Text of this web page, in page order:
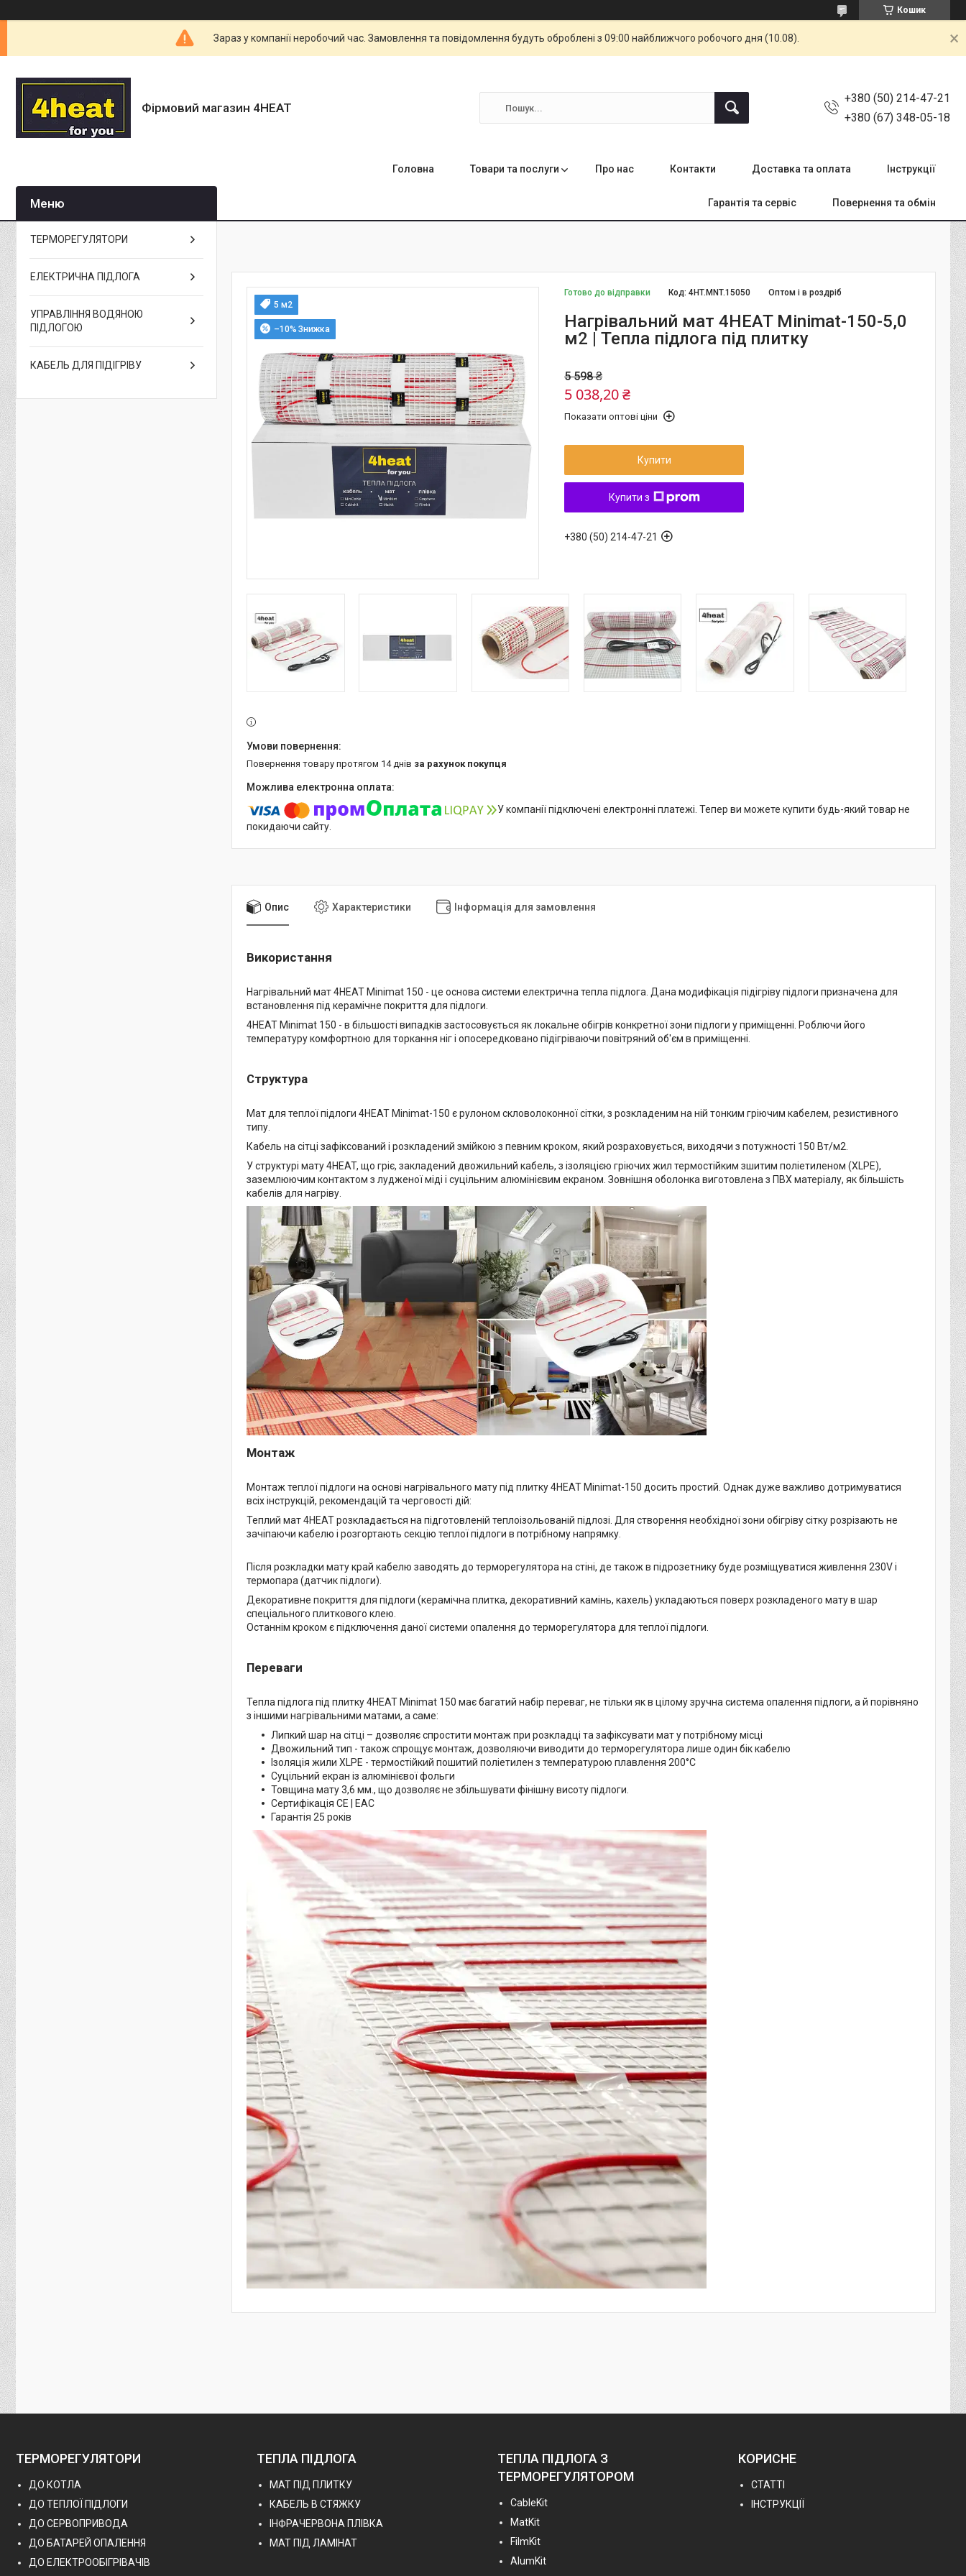
Кошик
Зараз у компанії неробочий час. Замовлення та повідомлення будуть оброблені з 09:00 найближчого робочого дня (10.08).
Фірмовий магазин 4HEAT
+380 (50) 214-47-21
+380 (67) 348-05-18
Головна Товари та послуги Про нас Контакти Доставка та оплата Інструкції
Гарантія та сервіс Повернення та обмін
5 м2
–10%
Готово до відправки Оптом і в роздріб
Код:4HT.MNT.15050
Нагрівальний мат 4HEAT Minimat-150-5,0
м2 | Тепла підлога під плитку
5 598 ₴
5 038,20 ₴
Показати оптові ціни
Купити
Купити з
+380 (50) 214-47-21
повернення товару протягом 14 днів за рахунок покупця
У компанії підключені електронні платежі. Тепер ви можете купити будь-який товар не
покидаючи сайту.
Опис Характеристики Інформація для замовлення
Використання
Нагрівальний мат 4HEAT Minimat 150 - це основа системи електрична тепла підлога. Дана модифікація підігріву підлоги призначена для
встановлення під керамічне покриття для підлоги.
4HEAT Minimat 150 - в більшості випадків застосовується як локальне обігрів конкретної зони підлоги у приміщенні. Роблючи його
температуру комфортною для торкання ніг і опосередковано підігріваючи повітряний об'єм в приміщенні.
Структура
Мат для теплої підлоги 4HEAT Minimat-150 є рулоном скловолоконної сітки, з розкладеним на ній тонким гріючим кабелем, резистивного
типу.
Кабель на сітці зафіксований і розкладений змійкою з певним кроком, який розраховується, виходячи з потужності 150 Вт/м2.
У структурі мату 4HEAT, що гріє, закладений двожильний кабель, з ізоляцією гріючих жил термостійким зшитим поліетиленом (XLPE),
заземлюючим контактом з лудженої міді і суцільним алюмінієвим екраном. Зовнішня оболонка виготовлена з ПВХ матеріалу, як більшість
кабелів для нагріву.
Монтаж
Монтаж теплої підлоги на основі нагрівального мату під плитку 4HEAT Minimat-150 досить простий. Однак дуже важливо дотримуватися
всіх інструкцій, рекомендацій та черговості дій:
Теплий мат 4HEAT розкладається на підготовленій теплоізольованій підлозі. Для створення необхідної зони обігріву сітку розрізають не
зачіпаючи кабелю і розгортають секцію теплої підлоги в потрібному напрямку.
Після розкладки мату край кабелю заводять до терморегулятора на стіні, де також в підрозетнику буде розміщуватися живлення 230V і
термопара (датчик підлоги).
Декоративне покриття для підлоги (керамічна плитка, декоративний камінь, кахель) укладаються поверх розкладеного мату в шар
спеціального плиткового клею.
Останнім кроком є підключення даної системи опалення до терморегулятора для теплої підлоги.
Переваги
Тепла підлога під плитку 4HEAT Minimat 150 має багатий набір переваг, не тільки як в цілому зручна система опалення підлоги, а й порівняно
з іншими нагрівальними матами, а саме:
Липкий шар на сітці – дозволяє спростити монтаж при розкладці та зафіксувати мат у потрібному місці
Двожильний тип - також спрощує монтаж, дозволяючи виводити до терморегулятора лише один бік кабелю
Ізоляція жили XLPE - термостійкий пошитий поліетилен з температурою плавлення 200°C
Суцільний екран із алюмінієвої фольги
Товщина мату 3,6 мм., що дозволяє не збільшувати фінішну висоту підлоги.
Сертифікація CE | EAC
Гарантія 25 років
ТЕРМОРЕГУЛЯТОРИ
ЕЛЕКТРИЧНА ПІДЛОГА
УПРАВЛІННЯ ВОДЯНОЮ
ПІДЛОГОЮ
КАБЕЛЬ ДЛЯ ПІДІГРІВУ
ТЕРМОРЕГУЛЯТОРИ
ДО КОТЛА
ДО ТЕПЛОЇ ПІДЛОГИ
ДО СЕРВОПРИВОДА
ДО БАТАРЕЙ ОПАЛЕННЯ
ДО ЕЛЕКТРООБІГРІВАЧІВ
ТЕПЛА ПІДЛОГА
МАТ ПІД ПЛИТКУ
КАБЕЛЬ В СТЯЖКУ
ІНФРАЧЕРВОНА ПЛІВКА
МАТ ПІД ЛАМІНАТ
ТЕПЛА ПІДЛОГА З
ТЕРМОРЕГУЛЯТОРОМ
СableKit
MatKit
FilmKit
AlumKit
КОРИСНЕ
СТАТТІ
ІНСТРУКЦІЇ